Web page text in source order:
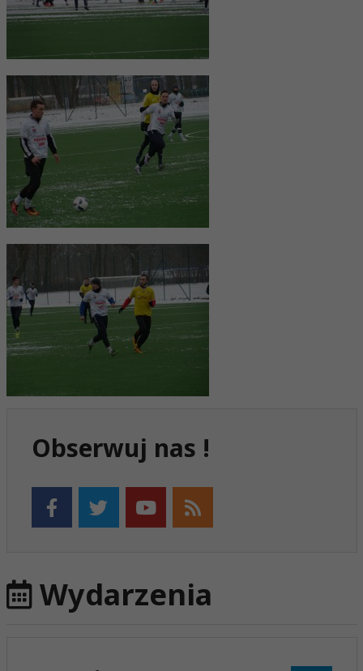
Obserwuj nas !
Wydarzenia